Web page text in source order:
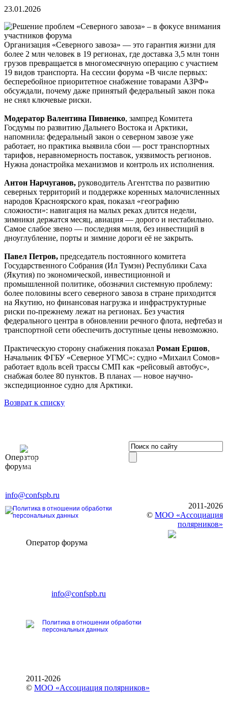
23.01.2026
Организация «Северного завоза» — это гарантия жизни для
более 2 млн человек в 19 регионах, где доставка 3,5 млн тонн
грузов превращается в многомесячную операцию с участием
19 видов транспорта. На сессии форума «В числе первых:
бесперебойное приоритетное снабжение товарами АЗРФ»
обсуждали, почему даже принятый федеральный закон пока
не снял ключевые риски.
Модератор Валентина Пивненко, зампред Комитета
Госдумы по развитию Дальнего Востока и Арктики,
напомнила: федеральный закон о северном завозе уже
работает, но практика выявила сбои — рост транспортных
тарифов, неравномерность поставок, уязвимость регионов.
Нужна донастройка механизмов и контроль их исполнения.
Антон Нарчуганов, руководитель Агентства по развитию
северных территорий и поддержке коренных малочисленных
народов Красноярского края, показал «географию
сложности»: навигация на малых реках длится недели,
зимники держатся месяц, авиация — дорого и нестабильно.
Самое слабое звено — последняя миля, без инвестиций в
дноуглубление, порты и зимние дороги её не закрыть.
Павел Петров, председатель постоянного комитета
Государственного Собрания (Ил Тумэн) Республики Саха
(Якутия) по экономической, инвестиционной и
промышленной политике, обозначил системную проблему:
более половины всего северного завоза в стране приходится
на Якутию, но финансовая нагрузка и инфраструктурные
риски по-прежнему лежат на регионах. Без участия
федерального центра в обновлении речного флота, нефтебаз и
транспортной сети обеспечить доступные цены невозможно.
Практическую сторону снабжения показал Роман Ершов,
Начальник ФГБУ «Северное УГМС»: судно «Михаил Сомов»
работает вдоль всей трассы СМП как «рейсовый автобус»,
снабжая более 80 пунктов. В планах — новое научно-
экспедиционное судно для Арктики.
Возврат к списку
Оператор
форума
Элит»
196191, г. Санкт-Петербург,
info@confspb.ru
Политика в отношении обработки
персональных данных
2011-2026
© МОО «Ассоциация
полярников»
Оператор форума
E-mail:info@confspb.ru
Политика в отношении обработки
персональных данных
2011-2026
©МОО «Ассоциация полярников»